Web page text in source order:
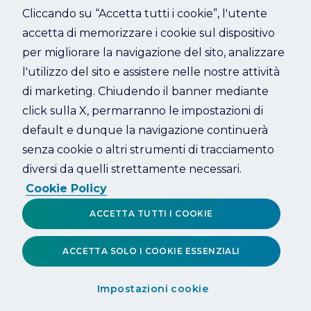
Refresh
Cliccando su “Accetta tutti i cookie”, l'utente
accetta di memorizzare i cookie sul dispositivo
per migliorare la navigazione del sito, analizzare
l'utilizzo del sito e assistere nelle nostre attività
di marketing. Chiudendo il banner mediante
click sulla X, permarranno le impostazioni di
default e dunque la navigazione continuerà
senza cookie o altri strumenti di tracciamento
diversi da quelli strettamente necessari.
Cookie Policy
Impostazioni cookie
ACCETTA SOLO I COOKIE ESSENZIALI
ACCETTA TUTTI I COOKIE